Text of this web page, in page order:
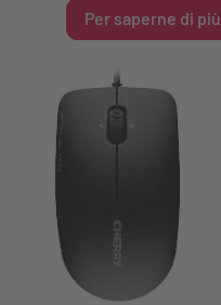
Per saperne di più